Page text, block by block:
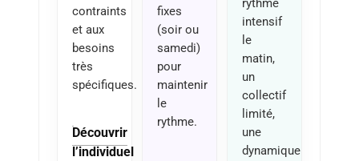
contraints
et aux
besoins
très
spécifiques.
Découvrir
l’individuel
fixes
(soir ou
samedi)
pour
maintenir
le
rythme.
rythme
intensif
le
matin,
un
collectif
limité,
une
dynamique